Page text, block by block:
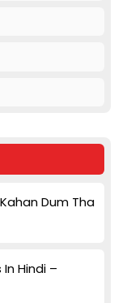
Dum Tha
Hindi –